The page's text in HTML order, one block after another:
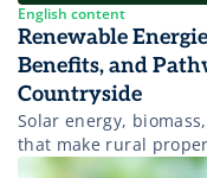
English content
Renewable
Benefits, and
Countryside
Solar energy,
that make rural